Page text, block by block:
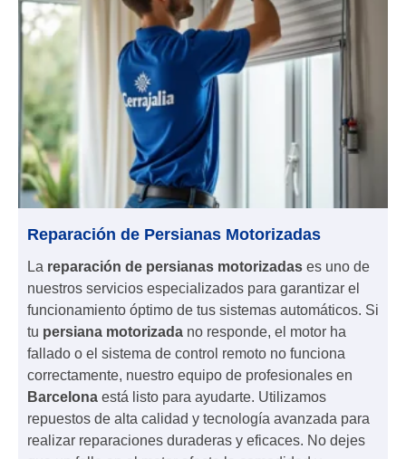
Reparación de Persianas Motorizadas
La reparación de persianas motorizadas es uno de
nuestros servicios especializados para garantizar el
funcionamiento óptimo de tus sistemas automáticos. Si
tu persiana motorizada no responde, el motor ha
fallado o el sistema de control remoto no funciona
correctamente, nuestro equipo de profesionales en
Barcelona está listo para ayudarte. Utilizamos
repuestos de alta calidad y tecnología avanzada para
realizar reparaciones duraderas y eficaces. No dejes